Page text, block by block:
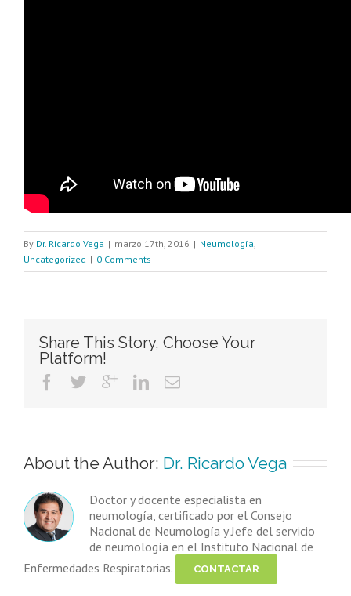
By Dr. Ricardo Vega | marzo 17th, 2016 | Neumología,
Uncategorized | 0 Comments
Share This Story, Choose Your
Platform!
About the Author: Dr. Ricardo Vega
Doctor y docente especialista en
neumología, certificado por el Consejo
Nacional de Neumología y Jefe del servicio
de neumología en el Instituto Nacional de
Enfermedades Respiratorias.
CONTACTAR